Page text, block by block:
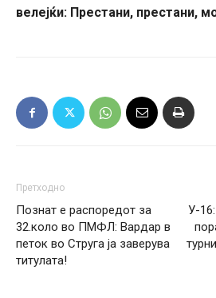
велејќи: Престани, престани,
Претходно
Познат е распоредот за
32.коло во ПМФЛ: Вардар в
петок во Струга ја заверува
титулата!
У-